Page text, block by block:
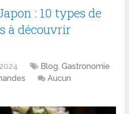
: 10 types de
à découvrir
Blog,Gastronomie
Aucun